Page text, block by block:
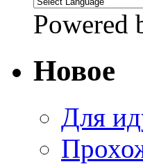
Powered
Новое
Для